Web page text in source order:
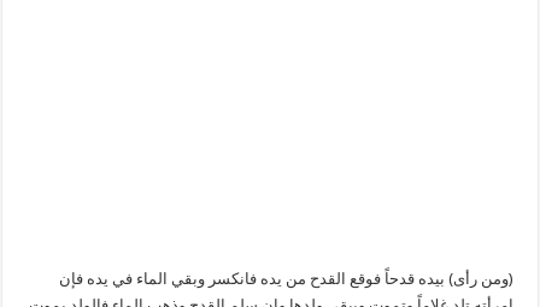
(ومن رأى) بيده قدحاً فوقع القدح من يده فانكسر وبقي الماء في يده فإن